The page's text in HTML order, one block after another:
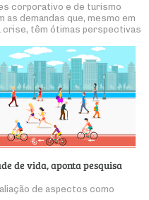
corporativo e de turismo
as demandas que, mesmo em
crise, têm ótimas perspectivas
de vida, aponta pesquisa
de aspectos como